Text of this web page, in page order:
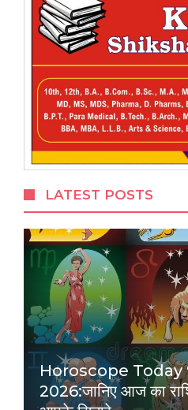
LATEST POSTS
Horoscope
2026:जानिए आज का